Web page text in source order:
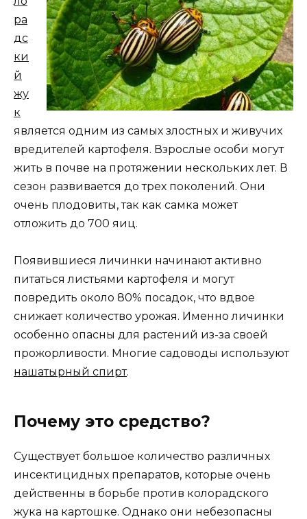
ра
дс
ки
й
жу
к
является одним из самых злостных и живучих
вредителей картофеля. Взрослые особи могут
жить в почве на протяжении нескольких лет. В
сезон развивается до трех поколений. Они
очень плодовиты, так как самка может
отложить до 700 яиц.
Появившиеся личинки начинают активно
питаться листьями картофеля и могут
повредить около 80% посадок, что вдвое
снижает количество урожая. Именно личинки
особенно опасны для растений из-за своей
прожорливости. Многие садоводы используют
нашатырный спирт.
Почему это средство?
Существует большое количество различных
инсектицидных препаратов, которые очень
действенны в борьбе против колорадского
жука на картошке. Однако они небезопасны